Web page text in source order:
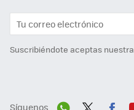
Suscribiéndote aceptas nuestra
Síguenos